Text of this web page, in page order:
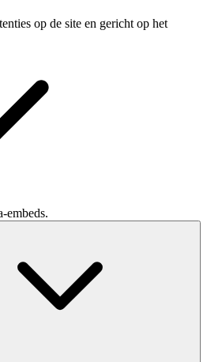
op de site en gericht op het
embeds.